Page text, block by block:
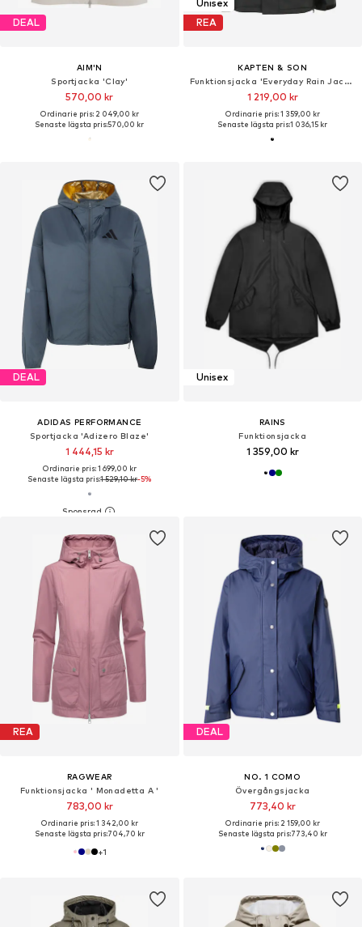
DEAL
AIM'N
Sportjacka 'Clay'
570,00 kr
Ordinarie pris: 2 049,00 kr
Senaste lägsta pris:570,00 kr
Unisex
REA
KAPTEN & SON
Funktionsjacka 'Everyday Rain Jacket Short'
1 219,00 kr
Ordinarie pris: 1 359,00 kr
Senaste lägsta pris:1 036,15 kr
DEAL
ADIDAS PERFORMANCE
Sportjacka 'Adizero Blaze'
1 444,15 kr
Ordinarie pris: 1 699,00 kr
Senaste lägsta pris:1 529,10 kr-5%
Unisex
RAINS
Funktionsjacka
1 359,00 kr
REA
RAGWEAR
Funktionsjacka ' Monadetta A '
783,00 kr
Ordinarie pris: 1 342,00 kr
Senaste lägsta pris:704,70 kr
+1
DEAL
NO. 1 COMO
Övergångsjacka
773,40 kr
Ordinarie pris: 2 159,00 kr
Senaste lägsta pris:773,40 kr